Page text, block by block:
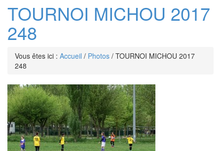
TOURNOI MICHOU 2017
248
Vous êtes ici : Accueil / Photos / TOURNOI MICHOU 2017
248